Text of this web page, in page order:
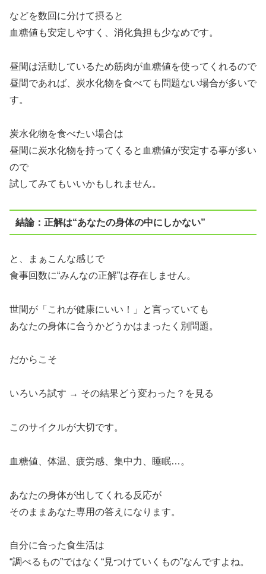
などを数回に分けて摂ると
血糖値も安定しやすく、消化負担も少なめです。
昼間は活動しているため筋肉が血糖値を使ってくれるので
昼間であれば、炭水化物を食べても問題ない場合が多いで
す。
炭水化物を食べたい場合は
昼間に炭水化物を持ってくると血糖値が安定する事が多い
ので
試してみてもいいかもしれません。
結論：正解は“あなたの身体の中にしかない”
と、まぁこんな感じで
食事回数に“みんなの正解”は存在しません。
世間が「これが健康にいい！」と言っていても
あなたの身体に合うかどうかはまったく別問題。
だからこそ
いろいろ試す → その結果どう変わった？を見る
このサイクルが大切です。
血糖値、体温、疲労感、集中力、睡眠…。
あなたの身体が出してくれる反応が
そのままあなた専用の答えになります。
自分に合った食生活は
“調べるもの”ではなく“見つけていくもの”なんですよね。